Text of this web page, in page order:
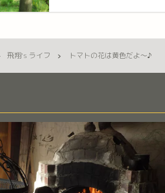
飛翔's ライフ トマトの花は黄色だよ～♪